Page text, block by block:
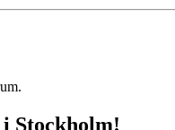
Stockholm!